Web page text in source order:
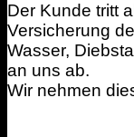
Der Kunde tritt
Versicherung
Wasser,
an uns ab.
Wir nehmen